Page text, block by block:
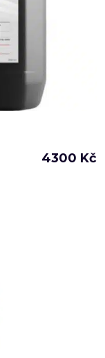
4300 Kč